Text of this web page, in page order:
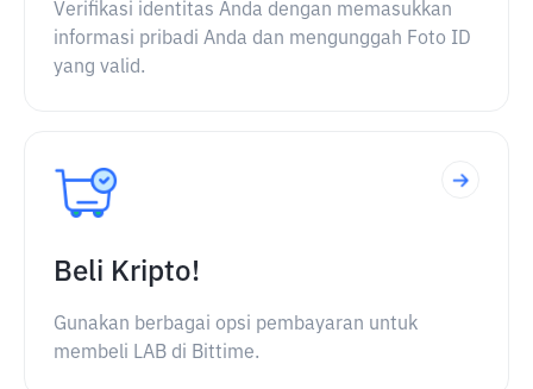
Verifikasi identitas Anda dengan memasukkan
informasi pribadi Anda dan mengunggah Foto ID
yang valid.
Beli Kripto!
Gunakan berbagai opsi pembayaran untuk
membeli LAB di Bittime.